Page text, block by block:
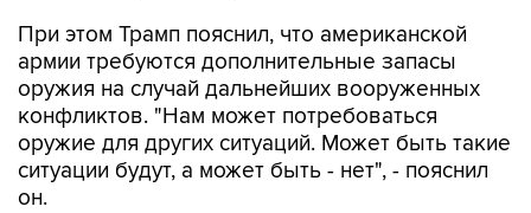
При этом Трамп пояснил, что американской
армии требуются дополнительные запасы
оружия на случай дальнейших вооруженных
конфликтов. "Нам может потребоваться
оружие для других ситуаций. Может быть такие
ситуации будут, а может быть - нет", - пояснил
он.